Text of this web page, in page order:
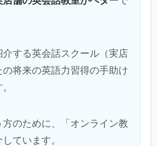
介する英会話スクール（実店
将来の英語力習得の手助け
のために、「オンライン教
ています。